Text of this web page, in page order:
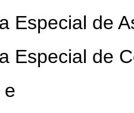
Especial de
Especial de
e